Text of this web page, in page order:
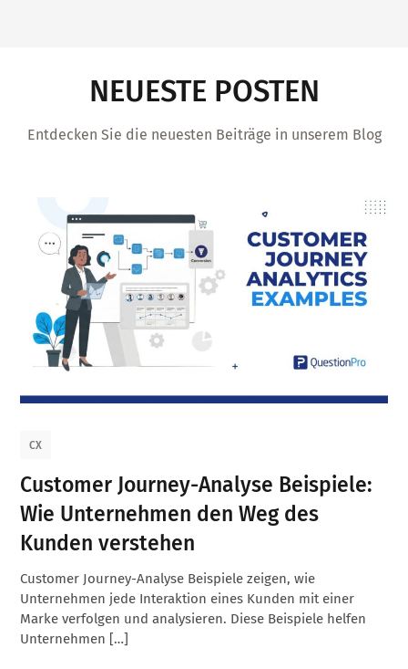
NEUESTE POSTEN
Entdecken Sie die neuesten Beiträge in unserem Blog
CX
Customer Journey-Analyse Beispiele:
Wie Unternehmen den Weg des
Kunden verstehen
Customer Journey-Analyse Beispiele zeigen, wie
Unternehmen jede Interaktion eines Kunden mit einer
Marke verfolgen und analysieren. Diese Beispiele helfen
Unternehmen […]